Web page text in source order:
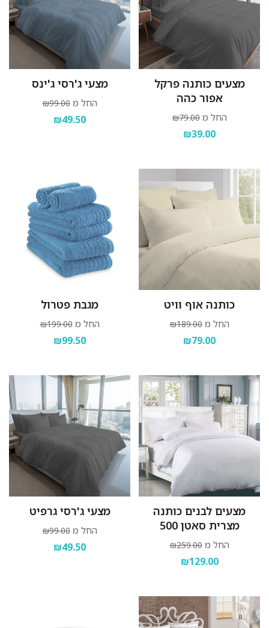
מצעים כותנה פרקל
אפור כהה
החל מ ₪79.00
₪39.00
מצעי ג'רסי ג'ינס
החל מ ₪99.00
₪49.50
כותנה אוף וויט
החל מ ₪189.00
₪79.00
מגבת פטרול
החל מ ₪199.00
₪99.50
מצעים לבנים כותנה
מצרית סאטן 500
החל מ ₪259.00
₪129.00
מצעי ג'רסי גרפיט
החל מ ₪99.00
₪49.50